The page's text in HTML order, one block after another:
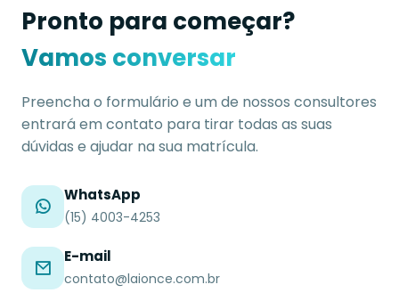
Pronto para começar?
Vamos conversar
Preencha o formulário e um de nossos consultores
entrará em contato para tirar todas as suas
dúvidas e ajudar na sua matrícula.
WhatsApp
(15) 4003-4253
E-mail
contato@laionce.com.br